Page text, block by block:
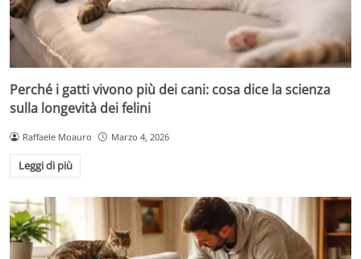
Perché i gatti vivono più dei cani: cosa dice la scienza
sulla longevità dei felini
Raffaele Moauro Marzo 4, 2026
Leggi di più